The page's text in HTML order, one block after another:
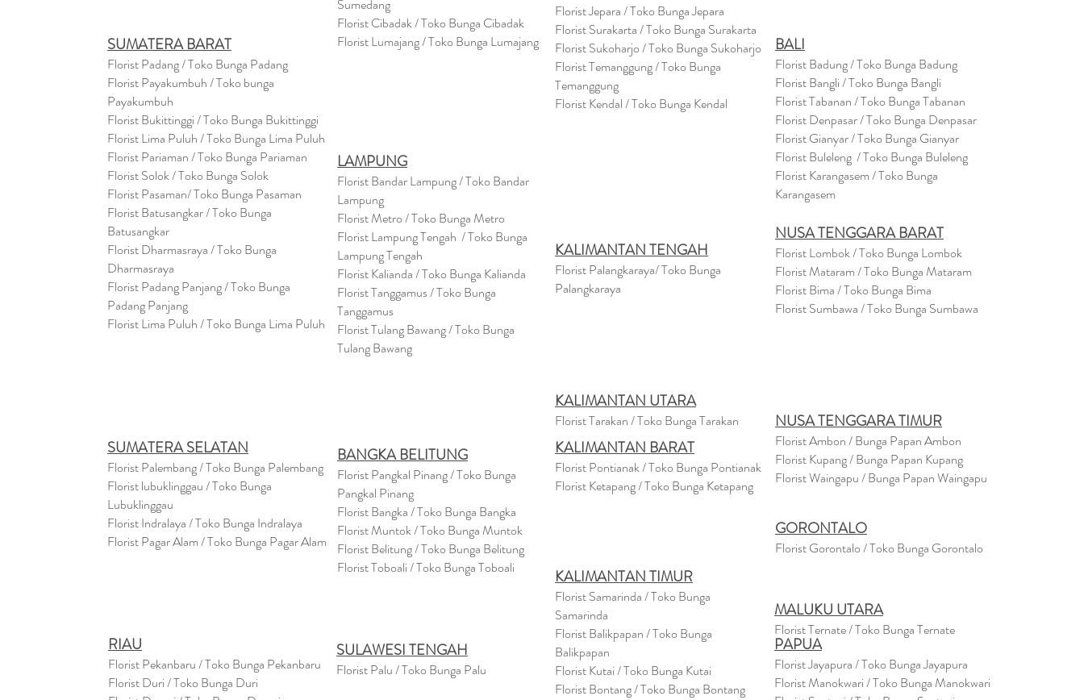
SUMATERA BARAT
Florist Padang / Toko Bunga Padang
Florist Payakumbuh / Toko bunga
Payakumbuh
Florist Bukittinggi / Toko Bunga Bukittinggi
Florist Lima Puluh / Toko Bunga Lima Puluh
Florist Pariaman / Toko Bunga Pariaman
Florist Solok / Toko Bunga Solok
Florist Pasaman/ Toko Bunga Pasaman
Florist Batusangkar / Toko Bunga
Batusangkar
Florist Dharmasraya / Toko Bunga
Dharmasraya
Florist Padang Panjang / Toko Bunga
Padang Panjang
Florist Lima Puluh / Toko Bunga Lima Puluh
Sumedang
Florist Cibadak / Toko Bunga Cibadak
Florist Lumajang / Toko Bunga Lumajang
Florist Jepara / Toko Bunga Jepara
Florist Surakarta / Toko Bunga Surakarta
Florist Sukoharjo / Toko Bunga Sukoharjo
Florist Temanggung / Toko Bunga
Temanggung
Florist Kendal / Toko Bunga Kendal
LAMPUNG
Florist Bandar Lampung / Toko Bandar
Lampung
Florist Metro / Toko Bunga Metro
Florist Lampung Tengah / Toko Bunga
Lampung Tengah
Florist Kalianda / Toko Bunga Kalianda
Florist Tanggamus / Toko Bunga
Tanggamus
Florist Tulang Bawang / Toko Bunga
Tulang Bawang
KALIMANTAN TENGAH
Florist Palangkaraya/ Toko Bunga
Palangkaraya
BALI
Florist Badung / Toko Bunga Badung
Florist Bangli / Toko Bunga Bangli
FloristTabanan/ Toko Bunga Tabanan
Florist Denpasar / Toko Bunga Denpasar
Florist Gianyar / Toko Bunga Gianyar
Florist Buleleng / Toko Bunga Buleleng
Florist Karangasem / Toko Bunga
Karangasem
NUSA TENGGARA BARAT
Florist Lombok / Toko Bunga Lombok
FloristMataram/ Toko Bunga Mataram
Florist Bima / Toko Bunga Bima
Florist Sumbawa / Toko Bunga Sumbawa
KALIMANTAN UTARA
Florist Tarakan / Toko Bunga Tarakan
SUMATERA SELATAN
Florist Palembang / Toko Bunga Palembang
Florist lubuklinggau / Toko Bunga
Lubuklinggau
Florist Indralaya / Toko Bunga Indralaya
Florist Pagar Alam / Toko Bunga Pagar Alam
BANGKA BELITUNG
Florist Pangkal Pinang / Toko Bunga
Pangkal Pinang
Florist Bangka / Toko Bunga Bangka
Florist Muntok / Toko Bunga Muntok
Florist Belitung / Toko Bunga Belitung
Florist Toboali / Toko Bunga Toboali
RIAU
Florist Pekanbaru / Toko Bunga Pekanbaru
Florist Duri / Toko Bunga Duri
SULAWESI TENGAH
Florist Palu / Toko Bunga Palu
KALIMANTAN BARAT
Florist Pontianak / Toko Bunga Pontianak
Florist Ketapang / Toko Bunga Ketapang
KALIMANTAN TIMUR
Florist Samarinda / Toko Bunga
Samarinda
Florist Balikpapan / Toko Bunga
Balikpapan
Florist Kutai / Toko Bunga Kutai
Florist Bontang / Toko Bunga Bontang
NUSA TENGGARA TIMUR
Florist Ambon / Bunga Papan Ambon
Florist Kupang / Bunga Papan Kupang
Florist Waingapu / Bunga Papan Waingapu
GORONTALO
Florist Gorontalo / Toko Bunga Gorontalo
MALUKU UTARA
Florist Ternate / Toko Bunga Ternate
PAPUA
Florist Jayapura / Toko Bunga Jayapura
Florist Manokwari / Toko Bunga Manokwari